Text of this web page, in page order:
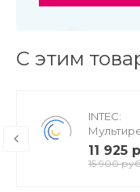
С этим
INTEC:
-
вашего
11 925
15 900